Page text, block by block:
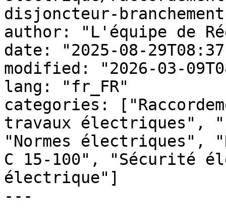
disjoncteur-
author: "L'équipe de
date: "2025-08-
modified: "2026-03-
lang: "fr_FR"
categories:
travaux électriques",
"Normes électriques",
C 15-100", "Sécurité
électrique"]
---